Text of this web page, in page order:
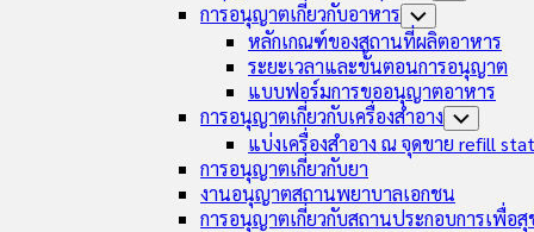
การอนุญาตเกี่ยวกับอาหาร Toggle
Child
Menu
หลักเกณฑ์ของสถานที่ผลิตอาหาร
ระยะเวลาและขั้นตอนการอนุญาต
แบบฟอร์มการขออนุญาตอาหาร
การอนุญาตเกี่ยวกับเครื่องสำอาง Toggle
Child
Menu
แบ่งเครื่องสำอาง ณ จุดขาย refill
การอนุญาตเกี่ยวกับยา
งานอนุญาตสถานพยาบาลเอกชน
การอนุญาตเกี่ยวกับสถานประกอบการเพื่อ